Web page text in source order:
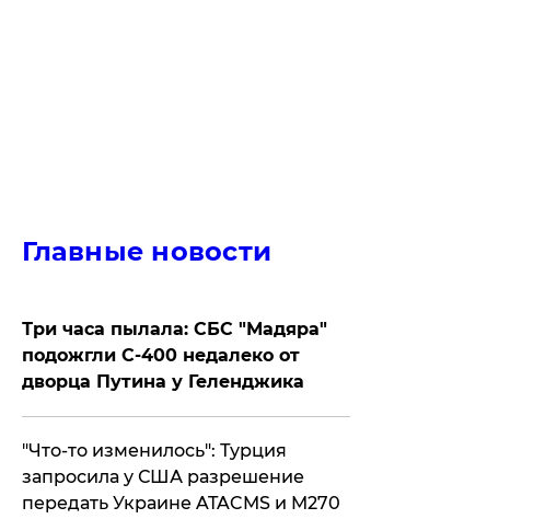
Главные новости
Три часа пылала: СБС "Мадяра"
подожгли С-400 недалеко от
дворца Путина у Геленджика
​"Что-то изменилось": Турция
запросила у США разрешение
передать Украине ATACMS и M270